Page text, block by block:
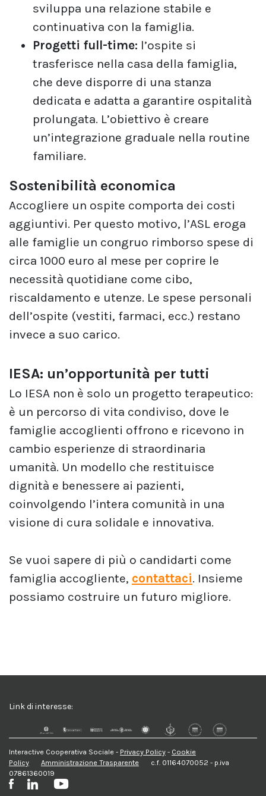
sviluppa una relazione stabile e
continuativa con la famiglia.
Progetti full-time: l’ospite si
trasferisce nella casa della famiglia,
che deve disporre di una stanza
dedicata e adatta a garantire ospitalità
prolungata. L’obiettivo è creare
un’integrazione graduale nella routine
familiare.
Sostenibilità economica
Accogliere un ospite comporta dei costi
aggiuntivi. Per questo motivo, l’ASL eroga
alle famiglie un congruo rimborso spese di
circa 1000 euro al mese per coprire le
necessità quotidiane come cibo,
riscaldamento e utenze. Le spese personali
dell’ospite (vestiti, farmaci, ecc.) restano
invece a suo carico.
IESA: un’opportunità per tutti
Lo IESA non è solo un progetto terapeutico:
è un percorso di vita condiviso, dove le
famiglie accoglienti offrono e ricevono in
cambio esperienze di straordinaria
umanità. Un modello che restituisce
dignità e benessere ai pazienti,
coinvolgendo l’intera comunità in una
visione di cura solidale e innovativa.
Se vuoi sapere di più o candidarti come
famiglia accogliente, contattaci. Insieme
possiamo costruire un futuro migliore.
Link di interesse:
Interactive Cooperativa Sociale - Privacy Policy - Cookie
Policy
Amministrazione Trasparente
c.f. 01164070052 - p.iva
07861360019